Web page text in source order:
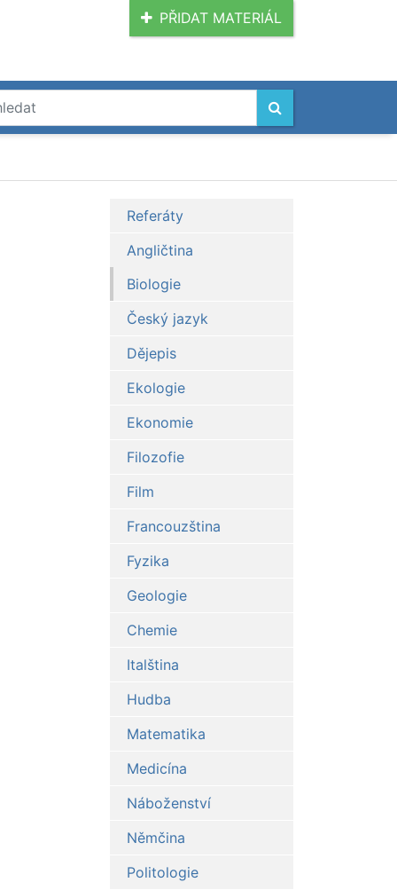
PŘIDAT MATERIÁL
Referáty
Angličtina
Biologie
Český jazyk
Dějepis
Ekologie
Ekonomie
Filozofie
Film
Francouzština
Fyzika
Geologie
Chemie
Italština
Hudba
Matematika
Medicína
Náboženství
Němčina
Politologie